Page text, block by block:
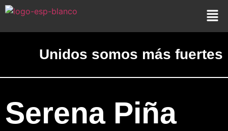
Unidos somos más fuertes
Serena Piña